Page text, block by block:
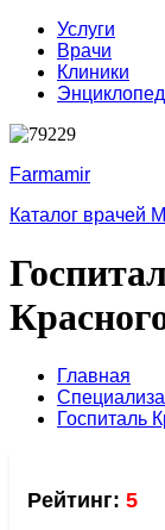
Услуги
Врачи
Клиники
Farmamir
Каталог врачей
Главная
Госпиталь
Рейтинг: 5